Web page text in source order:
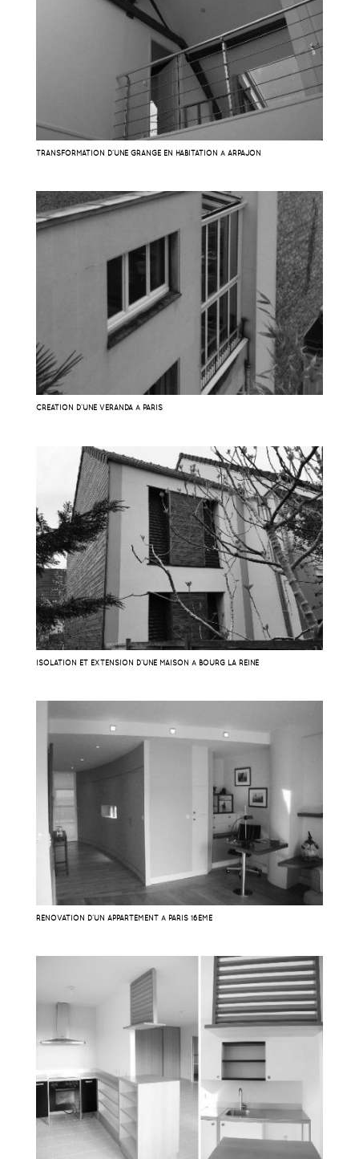
TRANSFORMATION D’UNE GRANGE EN HABITATION À ARPAJON
CRÉATION D’UNE VÉRANDA À PARIS
ISOLATION ET EXTENSION D’UNE MAISON À BOURG LA REINE
RÉNOVATION D’UN APPARTEMENT À PARIS 16EME